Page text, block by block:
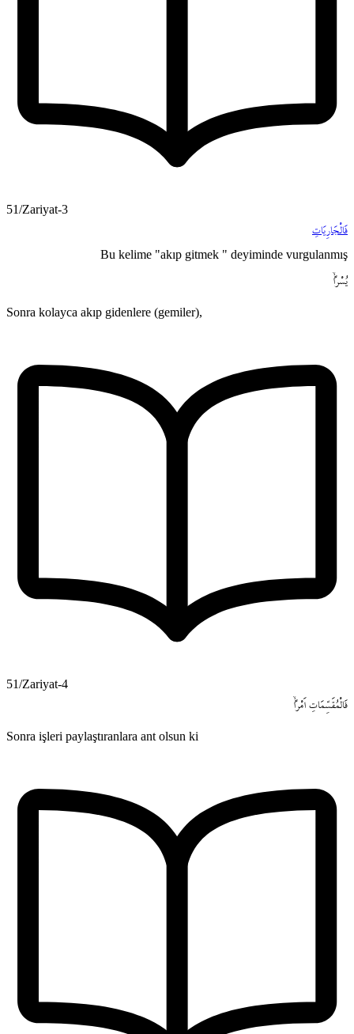
51/Zariyat-3
فَالْجَارِيَاتِ
Bu kelime "akıp gitmek " deyiminde vurgulanmış
يُسْراًۙ
Sonra kolayca akıp gidenlere (gemiler),
51/Zariyat-4
فَالْمُقَسِّمَاتِ اَمْراًۙ
Sonra işleri paylaştıranlara ant olsun ki